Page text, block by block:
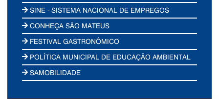
SINE - SISTEMA NACIONAL DE EMPREGOS
CONHEÇA SÃO MATEUS
FESTIVAL GASTRONÔMICO
POLÍTICA MUNICIPAL DE EDUCAÇÃO AMBIENTAL
SAMOBILIDADE